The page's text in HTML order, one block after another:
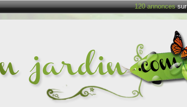
120 annoncessur